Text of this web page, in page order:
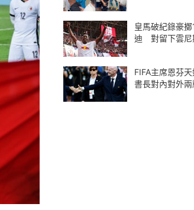
皇馬破紀錄豪
迪 對留下雲尼
FIFA主席恩芬
書長對內對外